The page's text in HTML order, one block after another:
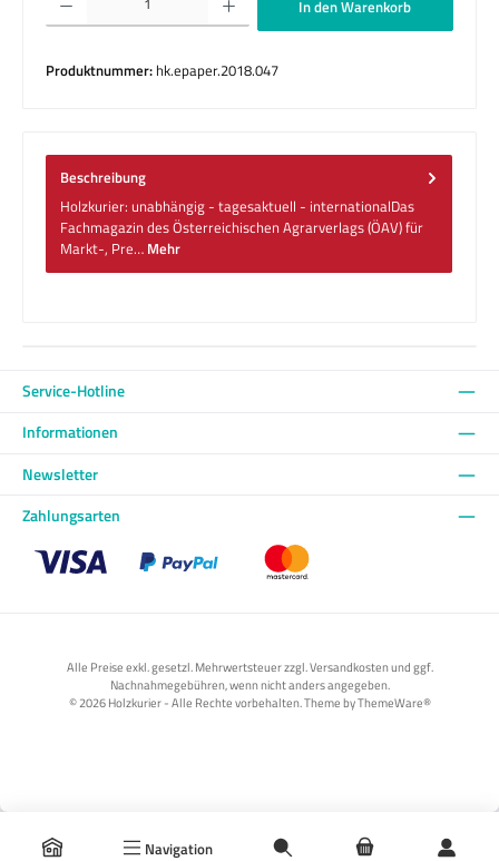
Navigation
In den Warenkorb
Produktnummer: hk.epaper.2018.047
Beschreibung
Holzkurier: unabhängig - tagesaktuell - internationalDas
Fachmagazin des Österreichischen Agrarverlags (ÖAV) für
Markt-, Pre… Mehr
Service-Hotline
Informationen
Newsletter
Zahlungsarten
Alle Preise exkl. gesetzl. Mehrwertsteuer zzgl. Versandkosten und ggf.
Nachnahmegebühren, wenn nicht anders angegeben.
© 2026 Holzkurier - Alle Rechte vorbehalten. Theme byThemeWare®